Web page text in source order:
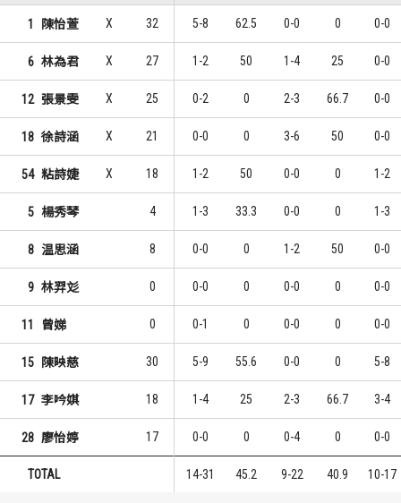
1 陳怡萱 X 32 5-8 62.5 0-0 0 0-0
6 林為君 X 27 1-2 50 1-4 25 0-0
12 張景雯 X 25 0-2 0 2-3 66.7 0-0
18 徐詩涵 X 21 0-0 0 3-6 50 0-0
54 粘詩婕 X 18 1-2 50 0-0 0 1-2
5 楊秀琴 4 1-3 33.3 0-0 0 1-3
8 温思涵 8 0-0 0 1-2 50 0-0
9 林羿彣 0 0-0 0 0-0 0 0-0
11 曾娣 0 0-1 0 0-0 0 0-0
15 陳映慈 30 5-9 55.6 0-0 0 5-8
17 李吟娸 18 1-4 25 2-3 66.7 3-4
28 廖怡婷 17 0-0 0 0-4 0 0-0
TOTAL 14-31 45.2 9-22 40.9 10-17